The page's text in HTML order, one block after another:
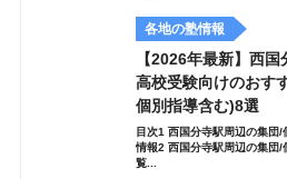
各地の塾情報
【2026年最新】西
高校受験向けのおす
個別指導含む)8選
目次1 西国分寺駅周辺の集団
情報2 西国分寺駅周辺の集団/
覧...